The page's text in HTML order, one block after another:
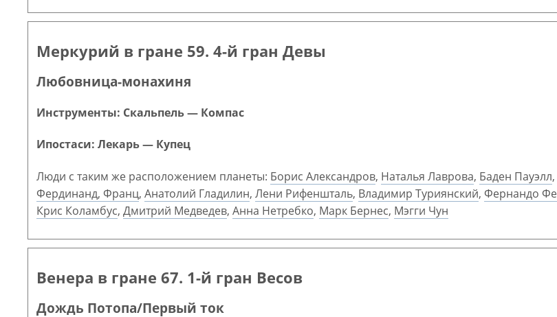
Меркурий в гране 59. 4-й гран Девы
Любовница-монахиня
Инструменты: Скальпель — Компас
Ипостаси: Лекарь — Купец
Люди с таким же расположением планеты: Борис Александров, Наталья Лаврова, Баден Пауэлл,
Фердинанд, Франц, Анатолий Гладилин, Лени Рифеншталь, Владимир Туриянский, Фернандо
Крис Коламбус, Дмитрий Медведев, Анна Нетребко, Марк Бернес, Мэгги Чун
Венера в гране 67. 1-й гран Весов
Дождь Потопа/Первый ток